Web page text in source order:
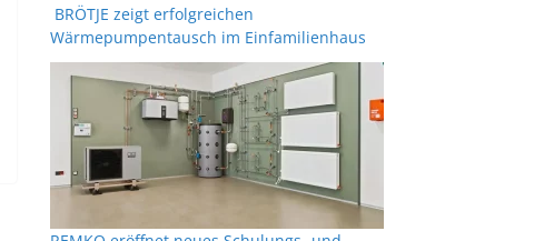
BRÖTJE zeigt erfolgreichen
Wärmepumpentausch im Einfamilienhaus